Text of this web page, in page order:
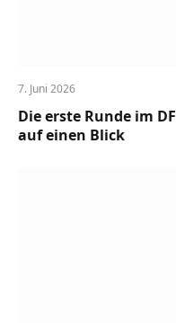
7. Juni 2026
Die erste Runde im
auf einen Blick